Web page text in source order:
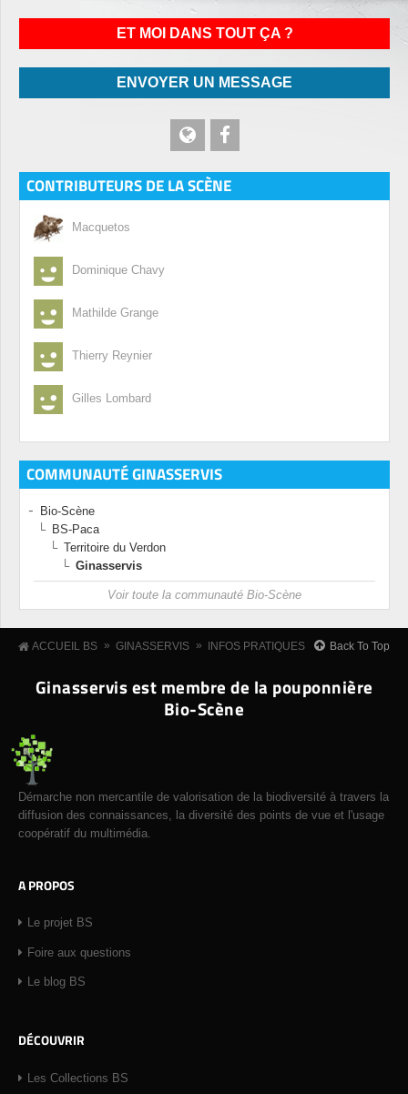
ET MOI DANS TOUT ÇA ?
ENVOYER UN MESSAGE
CONTRIBUTEURS DE LA SCÈNE
Macquetos
Dominique Chavy
Mathilde Grange
Thierry Reynier
Gilles Lombard
COMMUNAUTÉ GINASSERVIS
Bio-Scène
BS-Paca
Territoire du Verdon
Ginasservis
Voir toute la communauté Bio-Scène
ACCUEIL BS » GINASSERVIS » INFOS PRATIQUES Back To Top
Ginasservis est membre de la pouponnière
Bio-Scène
Démarche non mercantile de valorisation de la biodiversité à travers la
diffusion des connaissances, la diversité des points de vue et l'usage
coopératif du multimédia.
A PROPOS
Le projet BS
Foire aux questions
Le blog BS
DÉCOUVRIR
Les Collections BS